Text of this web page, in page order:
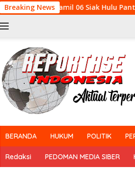
Breaking News
06 Siak Hulu Pantau Ternak
BERANDA HUKUM POLITIK
Redaksi PEDOMAN MEDIA SIBER